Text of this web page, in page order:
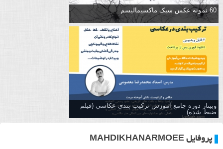
60 نمونه عکس سبک ماکسیمالیسم
وبینار دوره جامع آموزش تركيب بندي عكاسي (فیلم
ضبط شده)
پروفایل MAHDIKHANARMOEE